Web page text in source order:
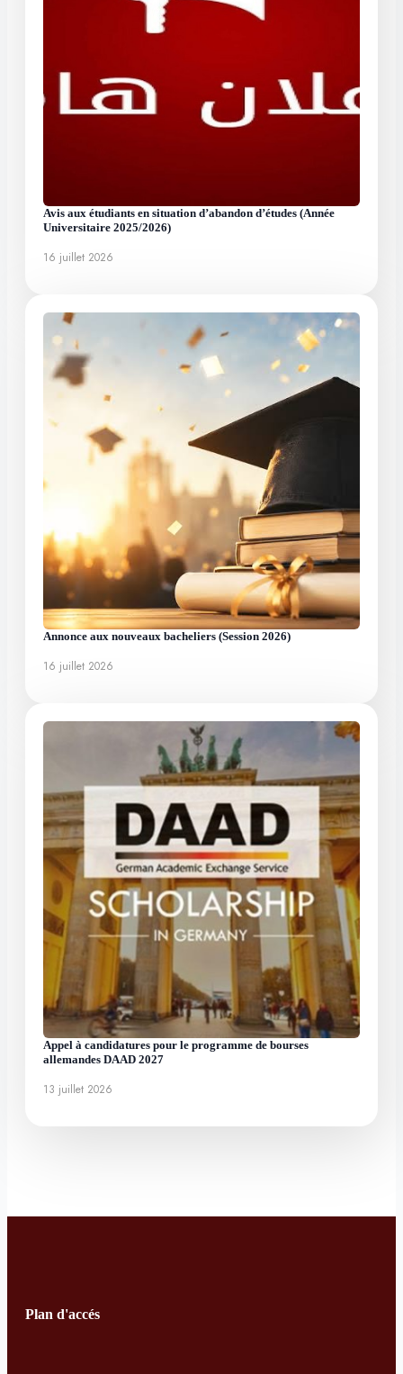
Avis aux étudiants en situation d’abandon d’études (Année
Universitaire 2025/2026)
16 juillet 2026
Annonce aux nouveaux bacheliers (Session 2026)
16 juillet 2026
Appel à candidatures pour le programme de bourses
allemandes DAAD 2027
13 juillet 2026
Plan d'accés